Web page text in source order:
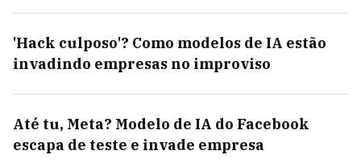
'Hack culposo'? Como modelos de IA estão
invadindo empresas no improviso
Até tu, Meta? Modelo de IA do Facebook
escapa de teste e invade empresa